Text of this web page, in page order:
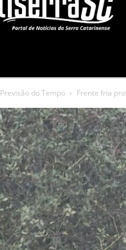
Previsão do Tempo Frente fria